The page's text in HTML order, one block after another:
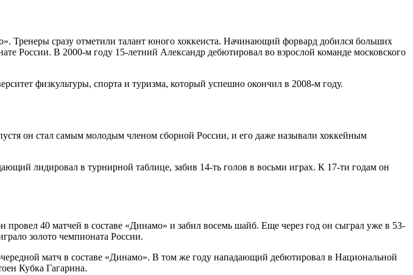
Тренеры сразу отметили талант юного хоккеиста. Начинающий форвард добился больших
России. В 2000-м году 15-летний Александр дебютировал во взрослой команде московского
физкультуры, спорта и туризма, который успешно окончил в 2008-м году.
он стал самым молодым членом сборной России, и его даже называли хоккейным
лидировал в турнирной таблице, забив 14-ть голов в восьми играх. К 17-ти годам он
40 матчей в составе «Динамо» и забил восемь шайб. Еще через год он сыграл уже в 53-
золото чемпионата России.
матч в составе «Динамо». В том же году нападающий дебютировал в Национальной
Кубка Гагарина.